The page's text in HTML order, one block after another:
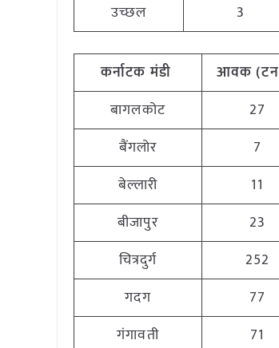
उच्छल
3
कर्नाटकमंडी आवक (टन
बागलकोट
27
बैंगलोर
7
बेल्लारी
11
बीजापुर
23
चित्रदुर्ग
252
गदग
77
गंगावती
71